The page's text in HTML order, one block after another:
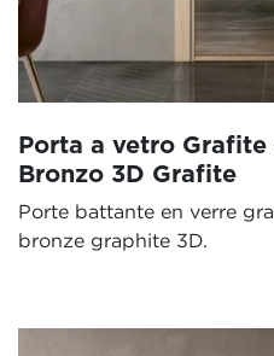
Porta a vetro Grafite
Bronzo 3D Grafite
Porte battante en verre
bronze graphite 3D.